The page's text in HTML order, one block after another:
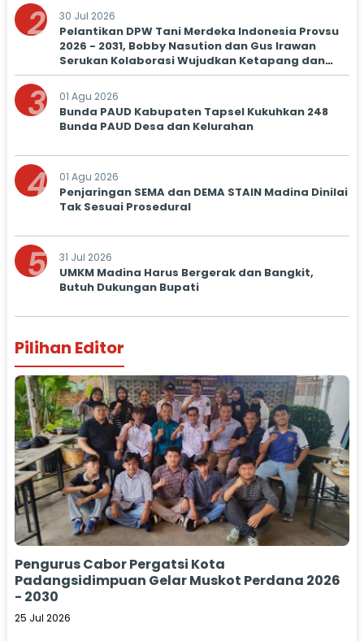
2 30 Jul 2026
Pelantikan DPW Tani Merdeka Indonesia Provsu
2026 - 2031, Bobby Nasution dan Gus Irawan
Serukan Kolaborasi Wujudkan Ketapang dan
Kesejahteraan Petani
3 01 Agu 2026
Bunda PAUD Kabupaten Tapsel Kukuhkan 248
Bunda PAUD Desa dan Kelurahan
4 01 Agu 2026
Penjaringan SEMA dan DEMA STAIN Madina Dinilai
Tak Sesuai Prosedural
5 31 Jul 2026
UMKM Madina Harus Bergerak dan Bangkit,
Butuh Dukungan Bupati
Pilihan Editor
Pengurus Cabor Pergatsi Kota
Padangsidimpuan Gelar Muskot Perdana 2026
- 2030
25 Jul 2026